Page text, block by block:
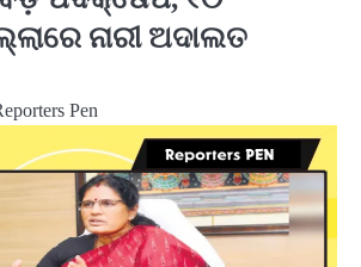
ନାରୀ ଅଦାଲତ
Pen